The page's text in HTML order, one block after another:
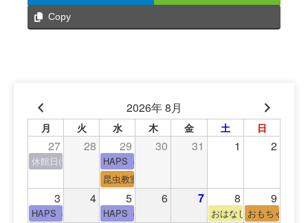
Copy
2026年 8月
月 火 水 木 金 土 日
27 28 29 30 31 1 2
休館日(青少年会館休館日)HAPS（中高生タイム）
昆虫教室
3 4 5 6 7 8 9
HAPS（中高生タイム）HAPS（中高生タイム） おはなし会おもちゃの広